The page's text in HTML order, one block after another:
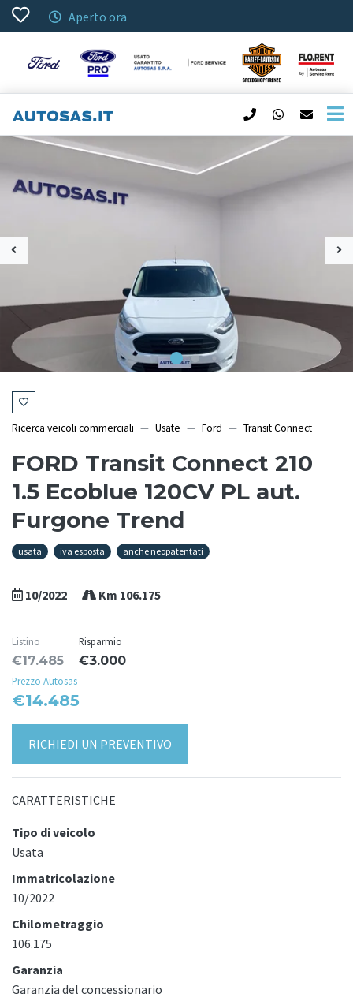
Aperto ora
Ricerca veicoli commerciali Usate Ford Transit Connect
FORD Transit Connect 210
1.5 Ecoblue 120CV PL aut.
Furgone Trend
usata iva esposta anche neopatentati
10/2022 Km 106.175
Listino
€17.485
Risparmio
€3.000
Prezzo Autosas
€14.485
RICHIEDI UN PREVENTIVO
CARATTERISTICHE
Tipo di veicolo
Usata
Immatricolazione
10/2022
Chilometraggio
106.175
Garanzia
Garanzia del concessionario